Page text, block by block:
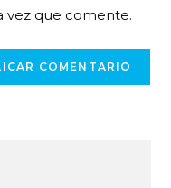
vez que comente.